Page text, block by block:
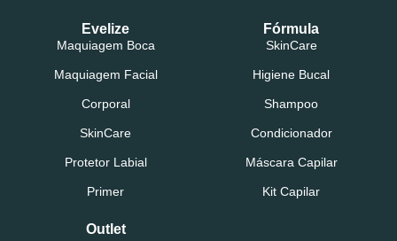
Evelize
Maquiagem Boca
Maquiagem Facial
Corporal
SkinCare
Protetor Labial
Primer
Fórmula
SkinCare
Higiene Bucal
Shampoo
Condicionador
Máscara Capilar
Kit Capilar
Outlet